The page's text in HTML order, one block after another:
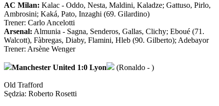
AC Milan: Kalac - Oddo, Nesta, Maldini, Kaladze; Gattuso, Pirlo,
Ambrosini; Kaká, Pato, Inzaghi (69. Gilardino)
Trener: Carlo Ancelotti
Arsenal: Almunia - Sagna, Senderos, Gallas, Clichy; Eboué (71.
Walcott), Fàbregas, Diaby, Flamini, Hleb (90. Gilberto); Adebayor
Trener: Arsène Wenger
Manchester United 1:0 Lyon (Ronaldo - )
Old Trafford
Sędzia: Roberto Rosetti